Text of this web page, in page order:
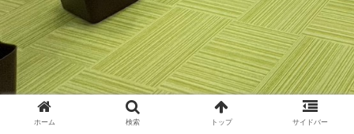
ホーム 検索 トップ サイドバー